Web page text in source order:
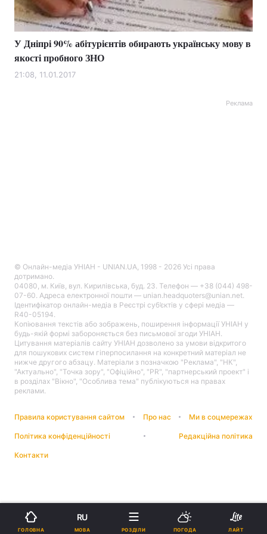
Тема оформлення
У Дніпрі 90% абітурієнтів обирають українську мову в
якості пробного ЗНО
21:08, 11.01.2017
Реклама
© Онлайн-медіа УНІАН - UNIAN.UA, 1998 - 2026 Усі права
дотримано.
04080, м. Київ, вул. Кирилівська, буд. 23. Телефон — +38 (044) 498-
07-60. Адреса електронної пошти — unian.headquoters@unian.net.
Ідентифікатор онлайн-медіа в Реєстрі суб’єктів у сфері медіа —
R40-05194.
Копіювання текстів або зображень, поширення інформації УНІАН у
будь-якій формі забороняється без письмової згоди УНІАН.
Цитування матеріалів сайту УНІАН дозволено за умови відкритого
для пошукових систем гіперпосилання на конкретний матеріал не
нижче другого абзацу. Матеріали з позначкою "Реклама", "НК",
"Актуально", "Точка зору", "Офіційно", "PR", "партнерський проект" і
в розділах "Вікно", "Особлива тема" публікуються на правах
реклами.
Правила користування сайтом Про нас Ми в соцмережах
Політика конфіденційності Редакційна політика
Контакти
ГОЛОВНА
RU
МОВА РОЗДІЛИ ПОГОДА ЛАЙТ